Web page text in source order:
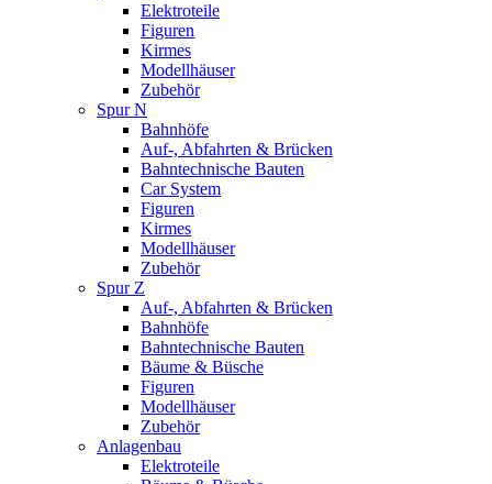
Elektroteile
Figuren
Kirmes
Modellhäuser
Zubehör
Spur N
Bahnhöfe
Auf-, Abfahrten & Brücken
Bahntechnische Bauten
Car System
Figuren
Kirmes
Modellhäuser
Zubehör
Spur Z
Auf-, Abfahrten & Brücken
Bahnhöfe
Bahntechnische Bauten
Bäume & Büsche
Figuren
Modellhäuser
Zubehör
Anlagenbau
Elektroteile